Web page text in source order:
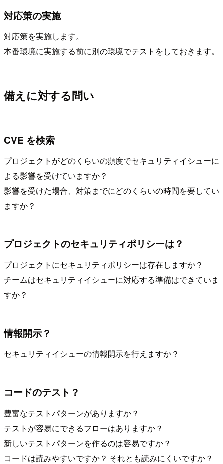
対応策の実施
対応策を実施します。
本番環境に実施する前に別の環境でテストをしておきます。
備えに対する問い
CVE を検索
プロジェクトがどのくらいの頻度でセキュリティイシューに
よる影響を受けていますか？
影響を受けた場合、対策までにどのくらいの時間を要してい
ますか？
プロジェクトのセキュリティポリシーは？
プロジェクトにセキュリティポリシーは存在しますか？
チームはセキュリティイシューに対応する準備はできていま
すか？
情報開示？
セキュリティイシューの情報開示を行えますか？
コードのテスト？
豊富なテストパターンがありますか？
テストが容易にできるフローはありますか？
新しいテストパターンを作るのは容易ですか？
コードは読みやすいですか？ それとも読みにくいですか？